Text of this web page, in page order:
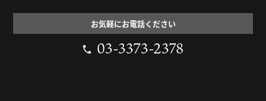
お気軽にお電話ください
03-3373-2378